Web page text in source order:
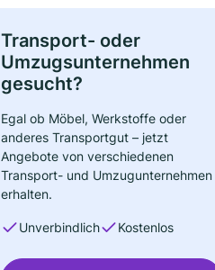
Transport- oder
Umzugsunternehmen
gesucht?
Egal ob Möbel, Werkstoffe oder
anderes Transportgut – jetzt
Angebote von verschiedenen
Transport- und Umzugunternehmen
erhalten.
Unverbindlich Kostenlos